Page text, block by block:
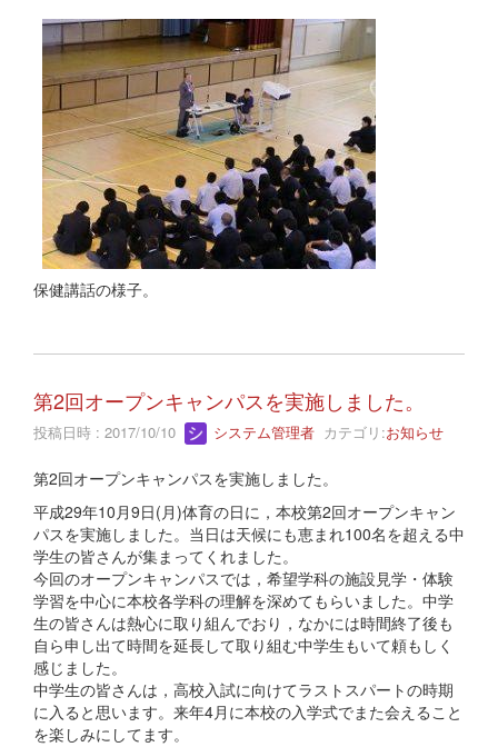
保健講話の様子。
第2回オープンキャンパスを実施しました。
投稿日時 : 2017/10/10 システム管理者 カテゴリ:お知らせ
第2回オープンキャンパスを実施しました。
平成29年10月9日(月)体育の日に，本校第2回オープンキャン
パスを実施しました。当日は天候にも恵まれ100名を超える中
学生の皆さんが集まってくれました。
今回のオープンキャンパスでは，希望学科の施設見学・体験
学習を中心に本校各学科の理解を深めてもらいました。中学
生の皆さんは熱心に取り組んでおり，なかには時間終了後も
自ら申し出て時間を延長して取り組む中学生もいて頼もしく
感じました。
中学生の皆さんは，高校入試に向けてラストスパートの時期
に入ると思います。来年4月に本校の入学式でまた会えること
を楽しみにしてます。